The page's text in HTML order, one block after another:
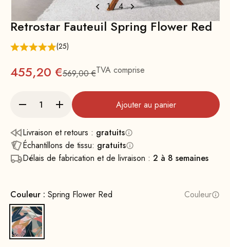
1/4
Retrostar Fauteuil Spring Flower Red
(25)
Prix
455,20 €Prix normal : 569
569,00 €TVA comprise
Ajouter au panier
Livraison et retours : gratuits
Échantillons de tissu: gratuits
Délais de fabrication et de livraison : 2 à 8 semaines
Couleur : Spring Flower Red Couleur
Spring Flower Red